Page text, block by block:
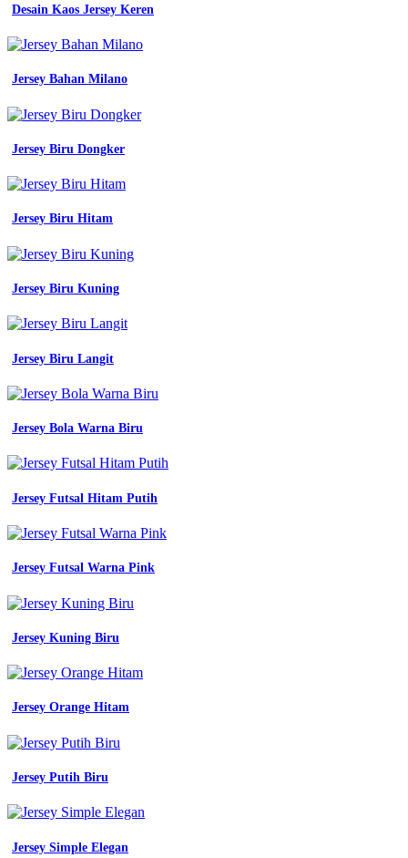
Desain Kaos Jersey Keren
Jersey Bahan Milano
Jersey Biru Dongker
Jersey Biru Hitam
Jersey Biru Kuning
Jersey Biru Langit
Jersey Bola Warna Biru
Jersey Futsal Hitam Putih
Jersey Futsal Warna Pink
Jersey Kuning Biru
Jersey Orange Hitam
Jersey Putih Biru
Jersey Simple Elegan